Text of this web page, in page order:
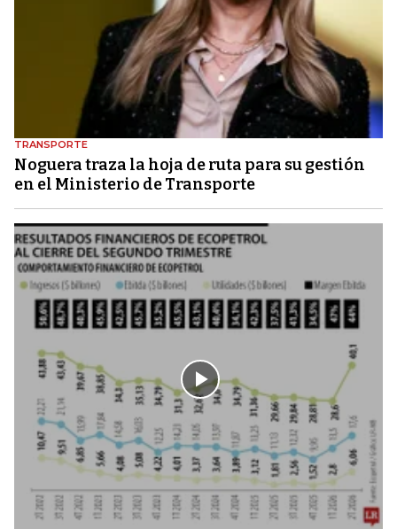
TRANSPORTE
Noguera traza la hoja de ruta para su gestión
en el Ministerio de Transporte